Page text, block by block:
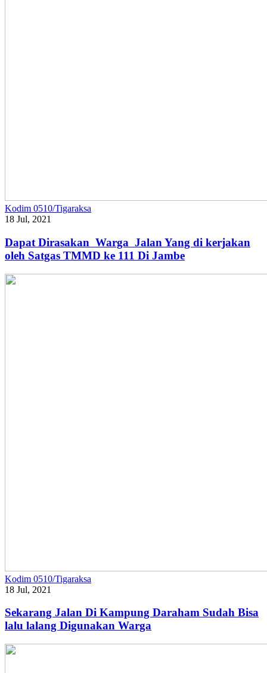
Kodim 0510/Tigaraksa
18 Jul, 2021
Dapat Dirasakan Warga Jalan Yang di kerjakan
oleh Satgas TMMD ke 111 Di Jambe
Kodim 0510/Tigaraksa
18 Jul, 2021
Sekarang Jalan Di Kampung Daraham Sudah Bisa
lalu lalang Digunakan Warga